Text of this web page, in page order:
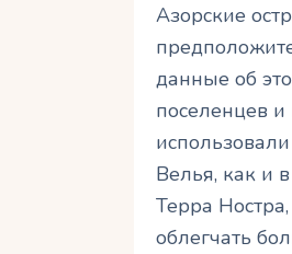
Азорские
данные об
поселенцев
Велья, как и
Терра
облегчать